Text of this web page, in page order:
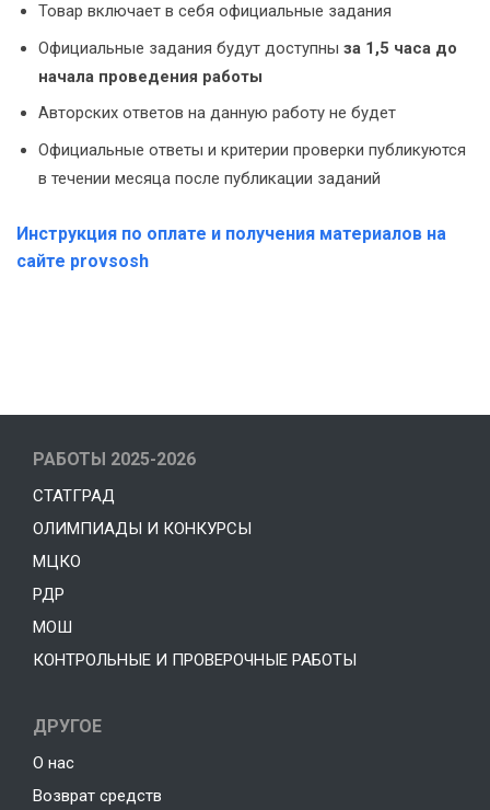
Товар включает в себя официальные задания
Официальные задания будут доступны за 1,5 часа до
начала проведения работы
Авторских ответов на данную работу не будет
Официальные ответы и критерии проверки публикуются
в течении месяца после публикации заданий
Инструкция по оплате и получения материалов на
сайте provsosh
РАБОТЫ 2025-2026
СТАТГРАД
ОЛИМПИАДЫ И КОНКУРСЫ
МЦКО
РДР
МОШ
КОНТРОЛЬНЫЕ И ПРОВЕРОЧНЫЕ РАБОТЫ
ДРУГОЕ
О нас
Возврат средств